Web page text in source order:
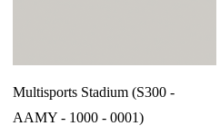
العرض السريع
Multisports Stadium (S300 -
AAMY - 1000 - 0001)